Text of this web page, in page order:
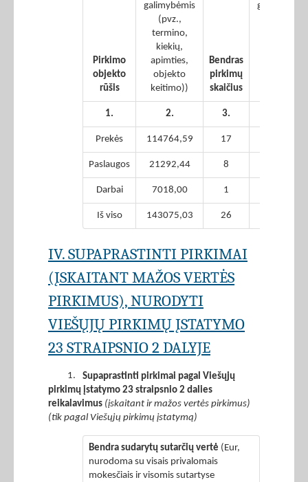
Pirkimo
objekto
rūšis
galimybėmis
(pvz.,
termino,
kiekių,
apimties,
objekto
keitimo))
Bendras
pirkimų
skaičius
galimybėmis
1. 2. 3.
Prekės 114764,59 17
Paslaugos 21292,44 8
Darbai 7018,00 1
Iš viso 143075,03 26
IV. SUPAPRASTINTI PIRKIMAI
(ĮSKAITANT MAŽOS VERTĖS
PIRKIMUS), NURODYTI
VIEŠŲJŲ PIRKIMŲ ĮSTATYMO
23 STRAIPSNIO 2 DALYJE
1.
Supaprastinti pirkimai pagal Viešųjų
pirkimų įstatymo 23 straipsnio 2 dalies
reikalavimus (įskaitant ir mažos vertės pirkimus)
(tik pagal Viešųjų pirkimų įstatymą)
Bendra sudarytų sutarčių vertė (Eur,
nurodoma su visais privalomais
mokesčiais ir visomis sutartyse